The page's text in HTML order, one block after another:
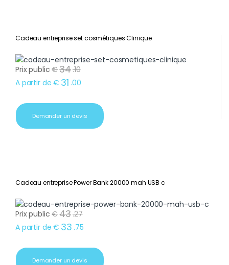
Cadeau entreprise set cosmétiques Clinique
Prix public €34.10
A partir de € 31 .00
Demander un devis
Cadeau entreprise Power Bank 20000 mah USB c
Prix public €43.27
A partir de € 33 .75
Demander un devis